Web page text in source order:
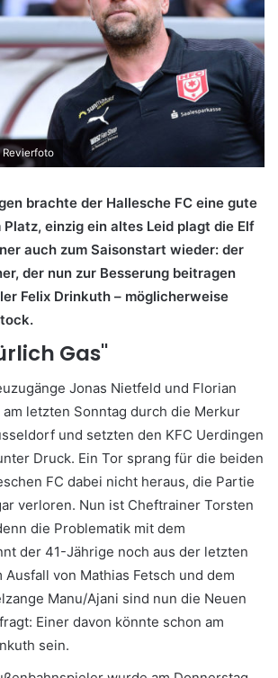
brachte der Hallesche FC eine gute
einzig ein altes Leid plagt die Elf
auch zum Saisonstart wieder: der
der nun zur Besserung beitragen
Felix Drinkuth – möglicherweise
Gas"
Jonas Nietfeld und Florian
letzten Sonntag durch die Merkur
und setzten den KFC Uerdingen
Druck. Ein Tor sprang für die beiden
FC dabei nicht heraus, die Partie
verloren. Nun ist Cheftrainer Torsten
die Problematik mit dem
der 41-Jährige noch aus der letzten
Ausfall von Mathias Fetsch und dem
Manu/Ajani sind nun die Neuen
Einer davon könnte schon am
sein.